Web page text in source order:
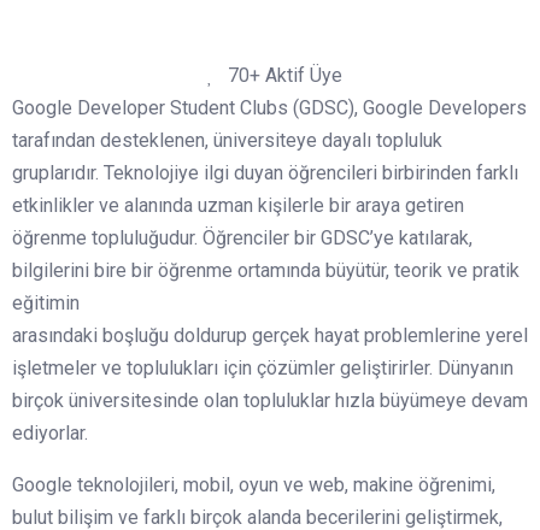
70+ Aktif Üye
Google Developer Student Clubs (GDSC), Google Developers
tarafından desteklenen, üniversiteye dayalı topluluk
gruplarıdır. Teknolojiye ilgi duyan öğrencileri birbirinden farklı
etkinlikler ve alanında uzman kişilerle bir araya getiren
öğrenme topluluğudur. Öğrenciler bir GDSC’ye katılarak,
bilgilerini bire bir öğrenme ortamında büyütür, teorik ve pratik
eğitimin
arasındaki boşluğu doldurup gerçek hayat problemlerine yerel
işletmeler ve toplulukları için çözümler geliştirirler. Dünyanın
birçok üniversitesinde olan topluluklar hızla büyümeye devam
ediyorlar.
Google teknolojileri, mobil, oyun ve web, makine öğrenimi,
bulut bilişim ve farklı birçok alanda becerilerini geliştirmek,